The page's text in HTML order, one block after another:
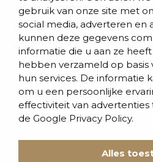
gebruik van onze site met
social media, adverteren en
kunnen deze gegevens
informatie die u aan ze
hebben verzameld op basis
hun services. De informatie
om u een persoonlijke
effectiviteit van
de Google Privacy Policy.
Alles
Evenementen
Team
Werken bij BVD
Cookies